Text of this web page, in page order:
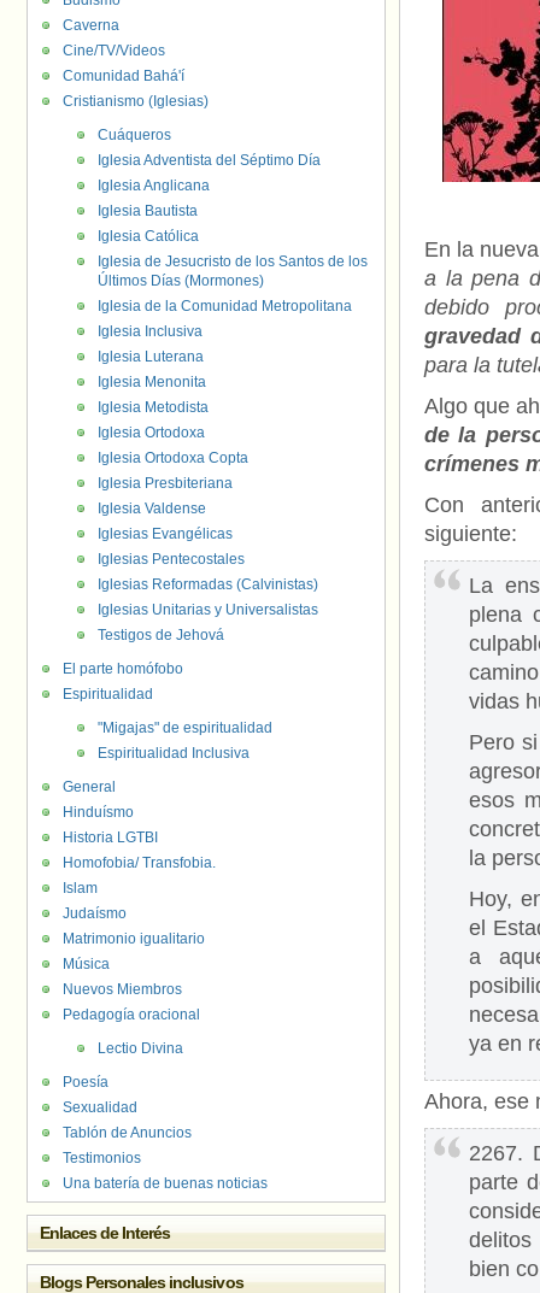
En la
a la pena
debido
gravedad
para la
Algo que
de la
crímenes
Con
siguiente:
La
plena
vidas
Pero
esos
la
Hoy,
el
a
ya en
Ahora, ese
2267.
parte
bien
Caverna
Cine/TV/Videos
Comunidad Bahá'í
Cristianismo (Iglesias)
Cuáqueros
Iglesia Adventista del Séptimo Día
Iglesia Anglicana
Iglesia Bautista
Iglesia Católica
Iglesia de Jesucristo de los Santos de los
Últimos Días (Mormones)
Iglesia de la Comunidad Metropolitana
Iglesia Inclusiva
Iglesia Luterana
Iglesia Menonita
Iglesia Metodista
Iglesia Ortodoxa
Iglesia Ortodoxa Copta
Iglesia Presbiteriana
Iglesia Valdense
Iglesias Evangélicas
Iglesias Pentecostales
Iglesias Reformadas (Calvinistas)
Iglesias Unitarias y Universalistas
Testigos de Jehová
El parte homófobo
Espiritualidad
"Migajas" de espiritualidad
Espiritualidad Inclusiva
General
Hinduísmo
Historia LGTBI
Homofobia/ Transfobia.
Islam
Judaísmo
Matrimonio igualitario
Música
Nuevos Miembros
Pedagogía oracional
Lectio Divina
Poesía
Sexualidad
Tablón de Anuncios
Testimonios
Una batería de buenas noticias
Enlaces de Interés
Blogs Personales inclusivos